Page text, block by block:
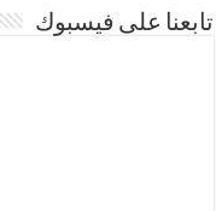
تابعنا على فيسبوك